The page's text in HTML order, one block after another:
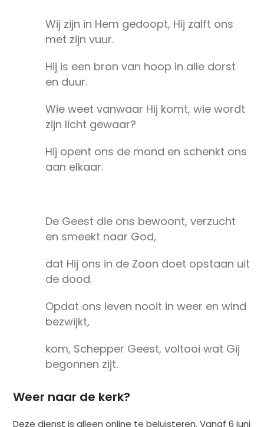
Wij zijn in Hem gedoopt, Hij zalft ons
met zijn vuur.
Hij is een bron van hoop in alle dorst
en duur.
Wie weet vanwaar Hij komt, wie wordt
zijn licht gewaar?
Hij opent ons de mond en schenkt ons
aan elkaar.
De Geest die ons bewoont, verzucht
en smeekt naar God,
dat Hij ons in de Zoon doet opstaan uit
de dood.
Opdat ons leven nooit in weer en wind
bezwijkt,
kom, Schepper Geest, voltooi wat Gij
begonnen zijt.
Weer naar de kerk?
Deze dienst is alleen online te beluisteren. Vanaf 6 juni